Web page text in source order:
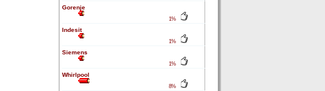
Gorenje
1%
Indesit
1%
Siemens
1%
Whirlpool
8%